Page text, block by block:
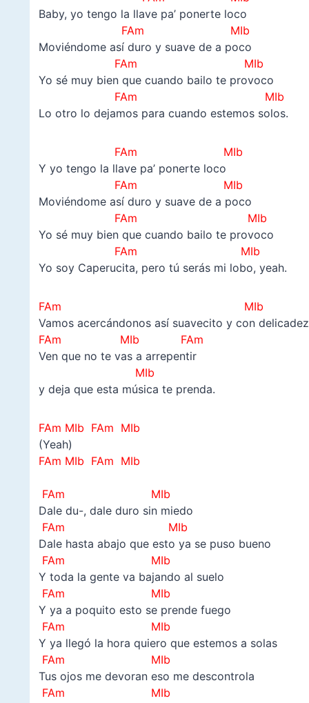
Baby, yo tengo la llave pa’ ponerte loco
FAm MIb
Moviéndome así duro y suave de a poco
FAm MIb
Yo sé muy bien que cuando bailo te provoco
FAm MIb
Lo otro lo dejamos para cuando estemos solos.
FAm MIb
Y yo tengo la llave pa’ ponerte loco
FAm MIb
Moviéndome así duro y suave de a poco
FAm MIb
Yo sé muy bien que cuando bailo te provoco
FAm MIb
Yo soy Caperucita, pero tú serás mi lobo, yeah.
FAm MIb
Vamos acercándonos así suavecito y con
FAm MIb FAm
Ven que no te vas a arrepentir
MIb
y deja que esta música te prenda.
FAm MIb FAm MIb
(Yeah)
FAm MIb FAm MIb
FAm MIb
Dale du-, dale duro sin miedo
FAm MIb
Dale hasta abajo que esto ya se puso bueno
FAm MIb
Y toda la gente va bajando al suelo
FAm MIb
Y ya a poquito esto se prende fuego
FAm MIb
Y ya llegó la hora quiero que estemos a solas
FAm MIb
Tus ojos me devoran eso me descontrola
FAm MIb